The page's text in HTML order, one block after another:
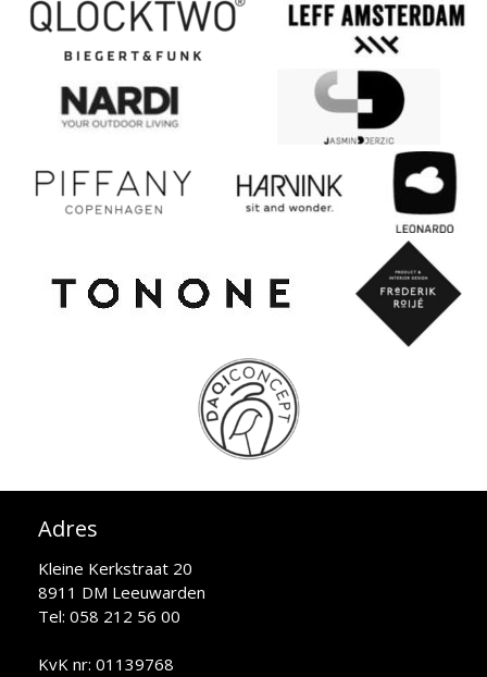
Adres
Kleine Kerkstraat 20
8911 DM Leeuwarden
Tel: 058 212 56 00
KvK nr: 01139768